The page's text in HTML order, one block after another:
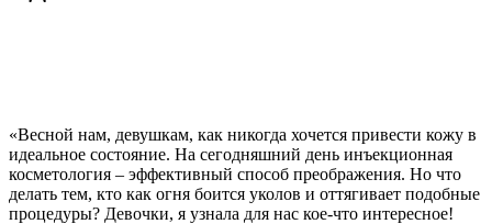
«Весной нам, девушкам, как никогда хочется привести кожу в
идеальное состояние. На сегодняшний день инъекционная
косметология ‒ эффективный способ преображения. Но что
делать тем, кто как огня боится уколов и оттягивает подобные
процедуры? Девочки, я узнала для нас кое-что интересное!